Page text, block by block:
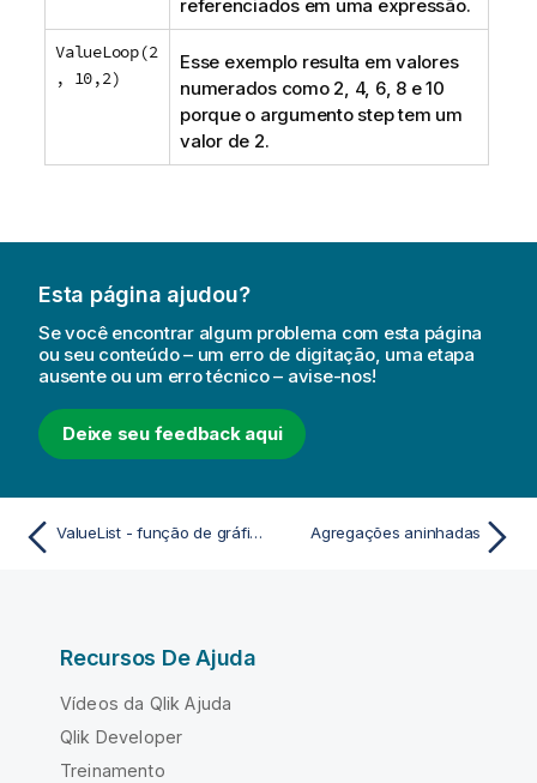
referenciados em uma expressão.
ValueLoop(2
, 10,2)
Esse exemplo resulta em valores
numerados como 2, 4, 6, 8 e 10
porque o argumento steptem um
valor de 2.
Esta página ajudou?
Se você encontrar algum problema com esta página
ou seu conteúdo – um erro de digitação, uma etapa
ausente ou um erro técnico – avise-nos!
Deixe seu feedback aqui
ValueList - função de gráfico Agregações aninhadas
Recursos De Ajuda
Vídeos da Qlik Ajuda
Qlik Developer
Treinamento